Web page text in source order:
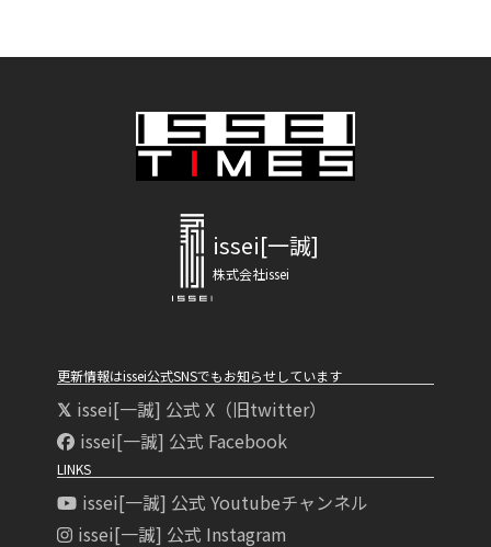
issei[一誠]
株式会社issei
更新情報はissei公式SNSでもお知らせしています
issei[一誠] 公式 X（旧twitter）
issei[一誠] 公式 Facebook
LINKS
issei[一誠] 公式 Youtubeチャンネル
issei[一誠] 公式 Instagram